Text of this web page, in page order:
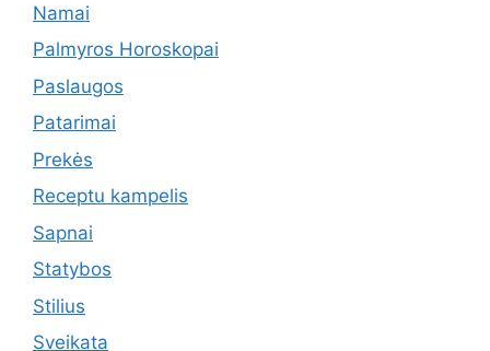
Namai
Palmyros Horoskopai
Paslaugos
Patarimai
Prekės
Receptu kampelis
Sapnai
Statybos
Stilius
Sveikata